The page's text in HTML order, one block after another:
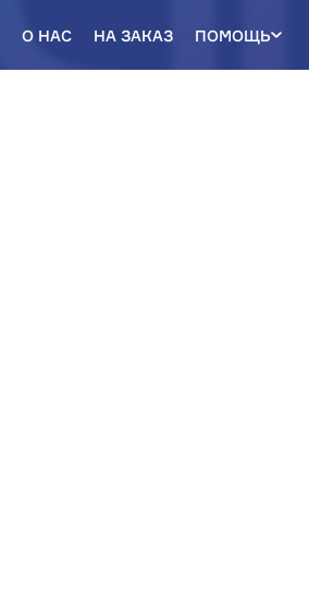
О НАС НА ЗАКАЗ ПОМОЩЬ